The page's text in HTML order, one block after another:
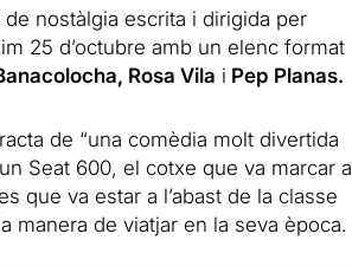
nostàlgia escrita i dirigida per
25 d’octubre amb un elenc format
Rosa Vila i Pep Planas.
de “una comèdia molt divertida
Seat 600, el cotxe que va marcar a
que va estar a l’abast de la classe
manera de viatjar en la seva època.